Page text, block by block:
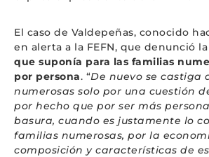
El caso de Valdepeñas, conocido
en alerta a la FEFN, que denunció la
que suponía para las familias
por persona. “De nuevo se castiga
numerosas solo por una cuestión
por hecho que por ser más
basura, cuando es justamente lo
familias numerosas, por la
composición y características de